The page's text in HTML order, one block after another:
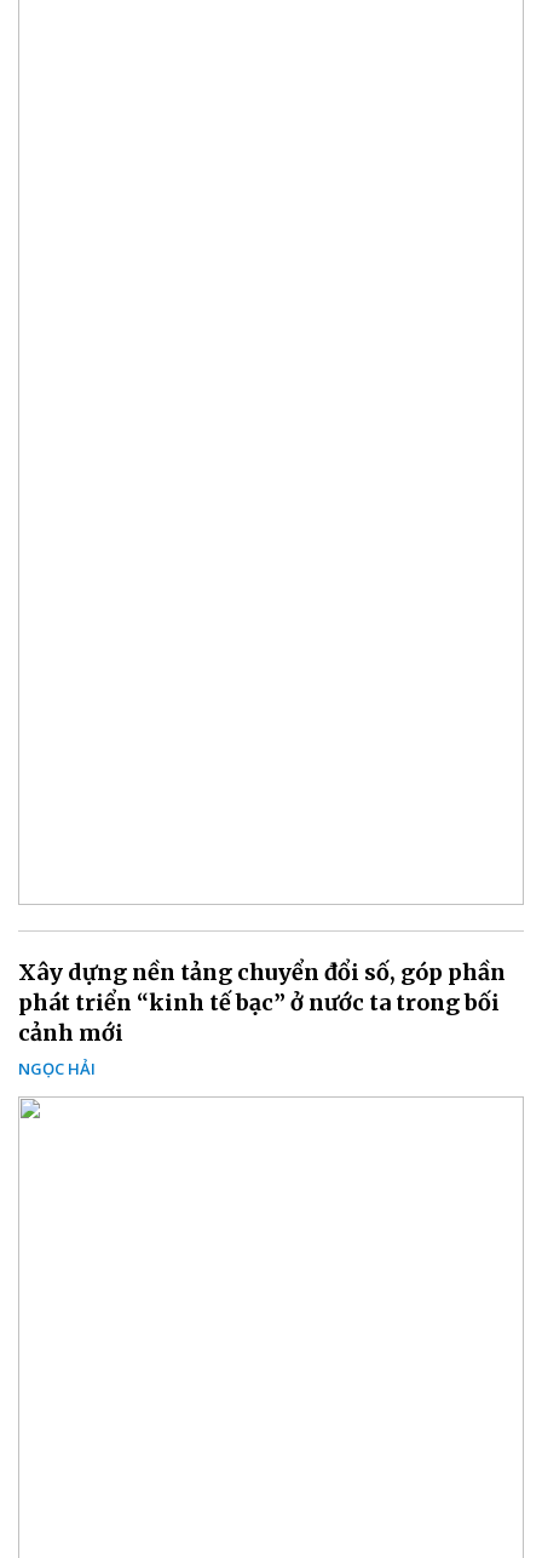
Xây dựng nền tảng chuyển đổi số, góp phần
phát triển “kinh tế bạc” ở nước ta trong bối
cảnh mới
NGỌC HẢI